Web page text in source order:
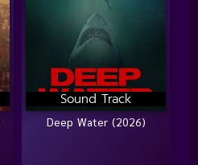
Sound Track
Deep Water (2026)